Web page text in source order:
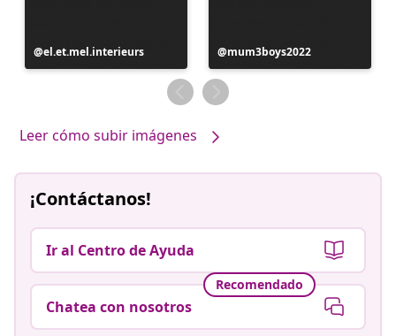
Publicación
realizada
el.et.mel.interieurs
Publicación
realizada
por
mum3boys2022
Leer cómo subir imágenes
¡Contáctanos!
Ir al Centro de Ayuda
Recomendado
Chatea con nosotros